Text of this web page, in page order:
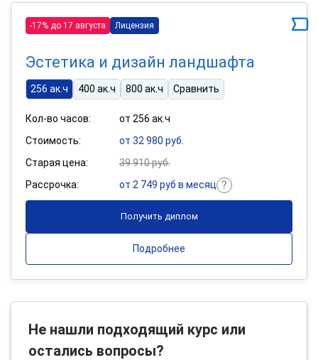
-17% до 17 августа Лицензия
Эстетика и дизайн ландшафта
256 ак.ч 400 ак.ч 800 ак.ч Сравнить
Кол-во часов:
от 256 ак.ч
Стоимость:
от 32 980 руб.
Старая цена:
39 910 руб.
Рассрочка:
от 2 749 руб в месяц
Получить диплом
Подробнее
Не нашли подходящий курс или
остались вопросы?